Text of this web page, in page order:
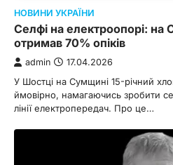
НОВИНИ УКРАЇНИ
Селфі на електроопорі: на
отримав 70% опіків
admin 17.04.2026
У Шостці на Сумщині 15-річний
ймовірно, намагаючись зробити
лінії електропередач. Про це…